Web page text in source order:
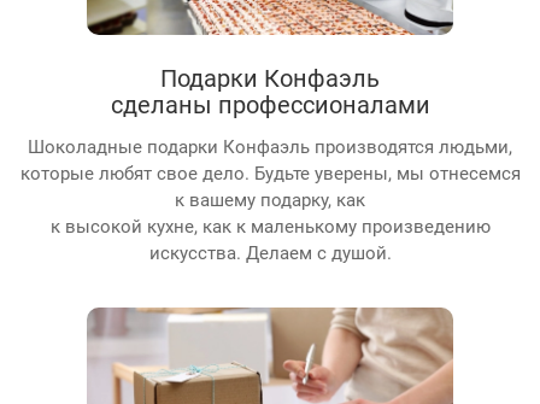
Подарки Конфаэль
сделаны профессионалами
Шоколадные подарки Конфаэль производятся людьми,
которые любят свое дело. Будьте уверены, мы отнесемся
к вашему подарку, как
к высокой кухне, как к маленькому произведению
искусства. Делаем с душой.